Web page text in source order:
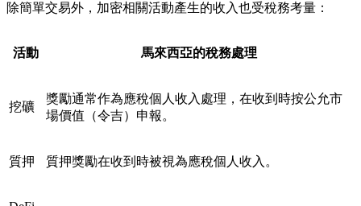
除簡單交易外，加密相關活動產生的收入也受稅務考量：
活動 馬來西亞的稅務處理
挖礦
獎勵通常作為應稅個人收入處理，在收到時按公允市
場價值（令吉）申報。
質押 質押獎勵在收到時被視為應稅個人收入。